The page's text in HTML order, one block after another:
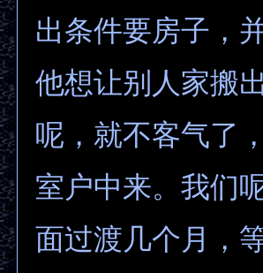
出条件要房子，
他想让别人家搬
呢，就不客气了
室户中来。我们
面过渡几个月，